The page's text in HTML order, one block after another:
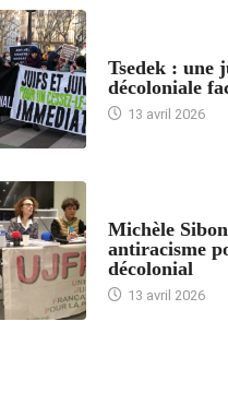
Tsedek : une
décoloniale
13 avril 2026
Michèle
antiracisme
décolonial
13 avril 2026